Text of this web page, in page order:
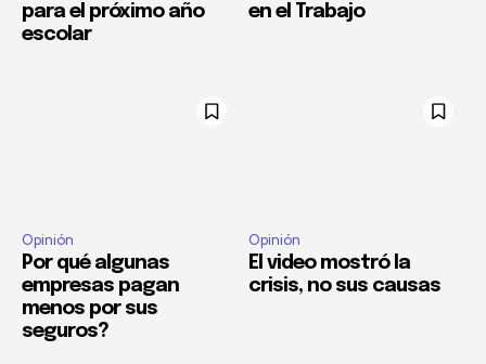
para el próximo año
escolar
en el Trabajo
Opinión
Por qué algunas
empresas pagan
menos por sus
seguros?
Opinión
El video mostró la
crisis, no sus causas